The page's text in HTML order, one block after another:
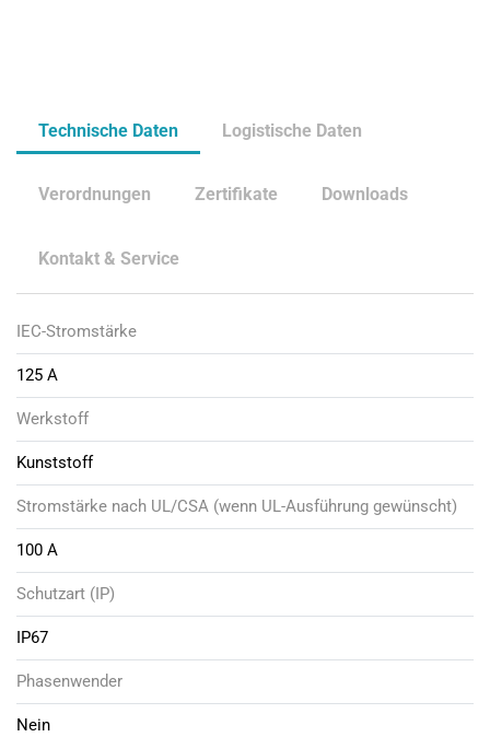
Technische Daten Logistische Daten
Verordnungen Zertifikate Downloads
Kontakt & Service
IEC-Stromstärke
125 A
Werkstoff
Kunststoff
Stromstärke nach UL/CSA (wenn UL-Ausführung gewünscht)
100 A
Schutzart (IP)
IP67
Phasenwender
Nein